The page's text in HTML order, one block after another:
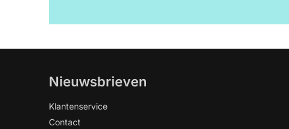
Nieuwsbrieven
Klantenservice
Contact